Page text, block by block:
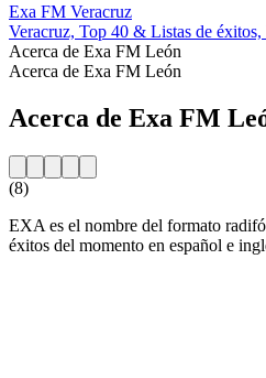
Exa FM Veracruz
Veracruz, Top 40 & Listas de
Acerca de Exa FM León
Acerca de Exa FM León
Acerca de Exa FM
(8)
EXA es el nombre del formato
éxitos del momento en español e